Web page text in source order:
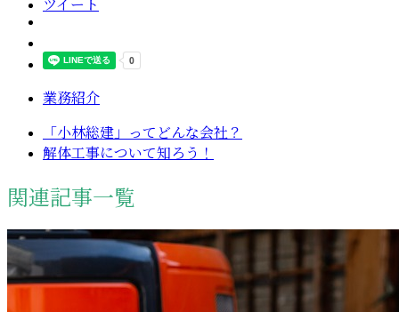
ツイート
業務紹介
「小林総建」ってどんな会社？
解体工事について知ろう！
関連記事一覧